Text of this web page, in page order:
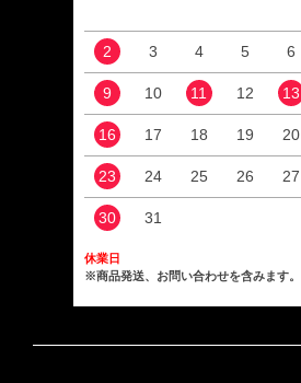
2 3 4 5 6
9 10 11 12 13
16 17 18 19 20
23 24 25 26 27
30 31
休業日
※商品発送、お問い合わせを含みます。